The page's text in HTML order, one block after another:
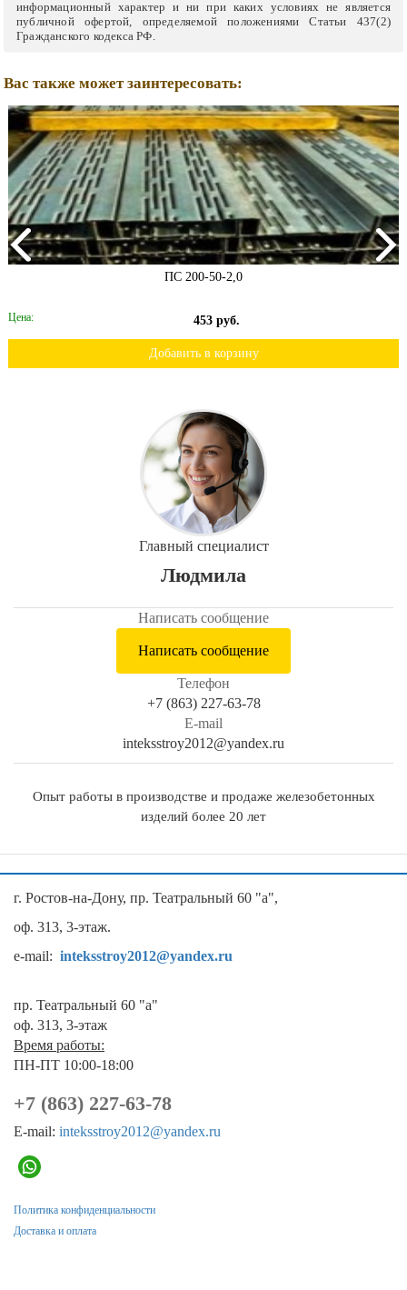
информационный характер и ни при каких условиях не является
публичной офертой, определяемой положениями Статьи 437(2)
Гражданского кодекса РФ.
Вас также может заинтересовать:
ПС 200-50-2,0
Цена: 453 руб.
Добавить в корзину
Главный специалист
Людмила
Написать сообщение
Написать сообщение
Телефон
+7 (863) 227-63-78
E-mail
inteksstroy2012@yandex.ru
Опыт работы в производстве и продаже железобетонных
изделий более 20 лет
г. Ростов-на-Дону, пр. Театральный 60 "а",
оф. 313, 3-этаж.
e-mail: inteksstroy2012@yandex.ru
пр. Театральный 60 "а"
оф. 313, 3-этаж
Время работы:
ПН-ПТ 10:00-18:00
+7 (863) 227-63-78
E-mail: inteksstroy2012@yandex.ru
Политика конфиденциальности
Доставка и оплата